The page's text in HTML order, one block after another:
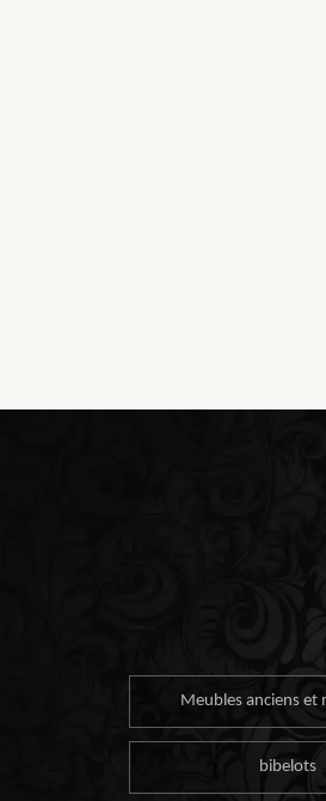
Meubles anciens et
bibelots